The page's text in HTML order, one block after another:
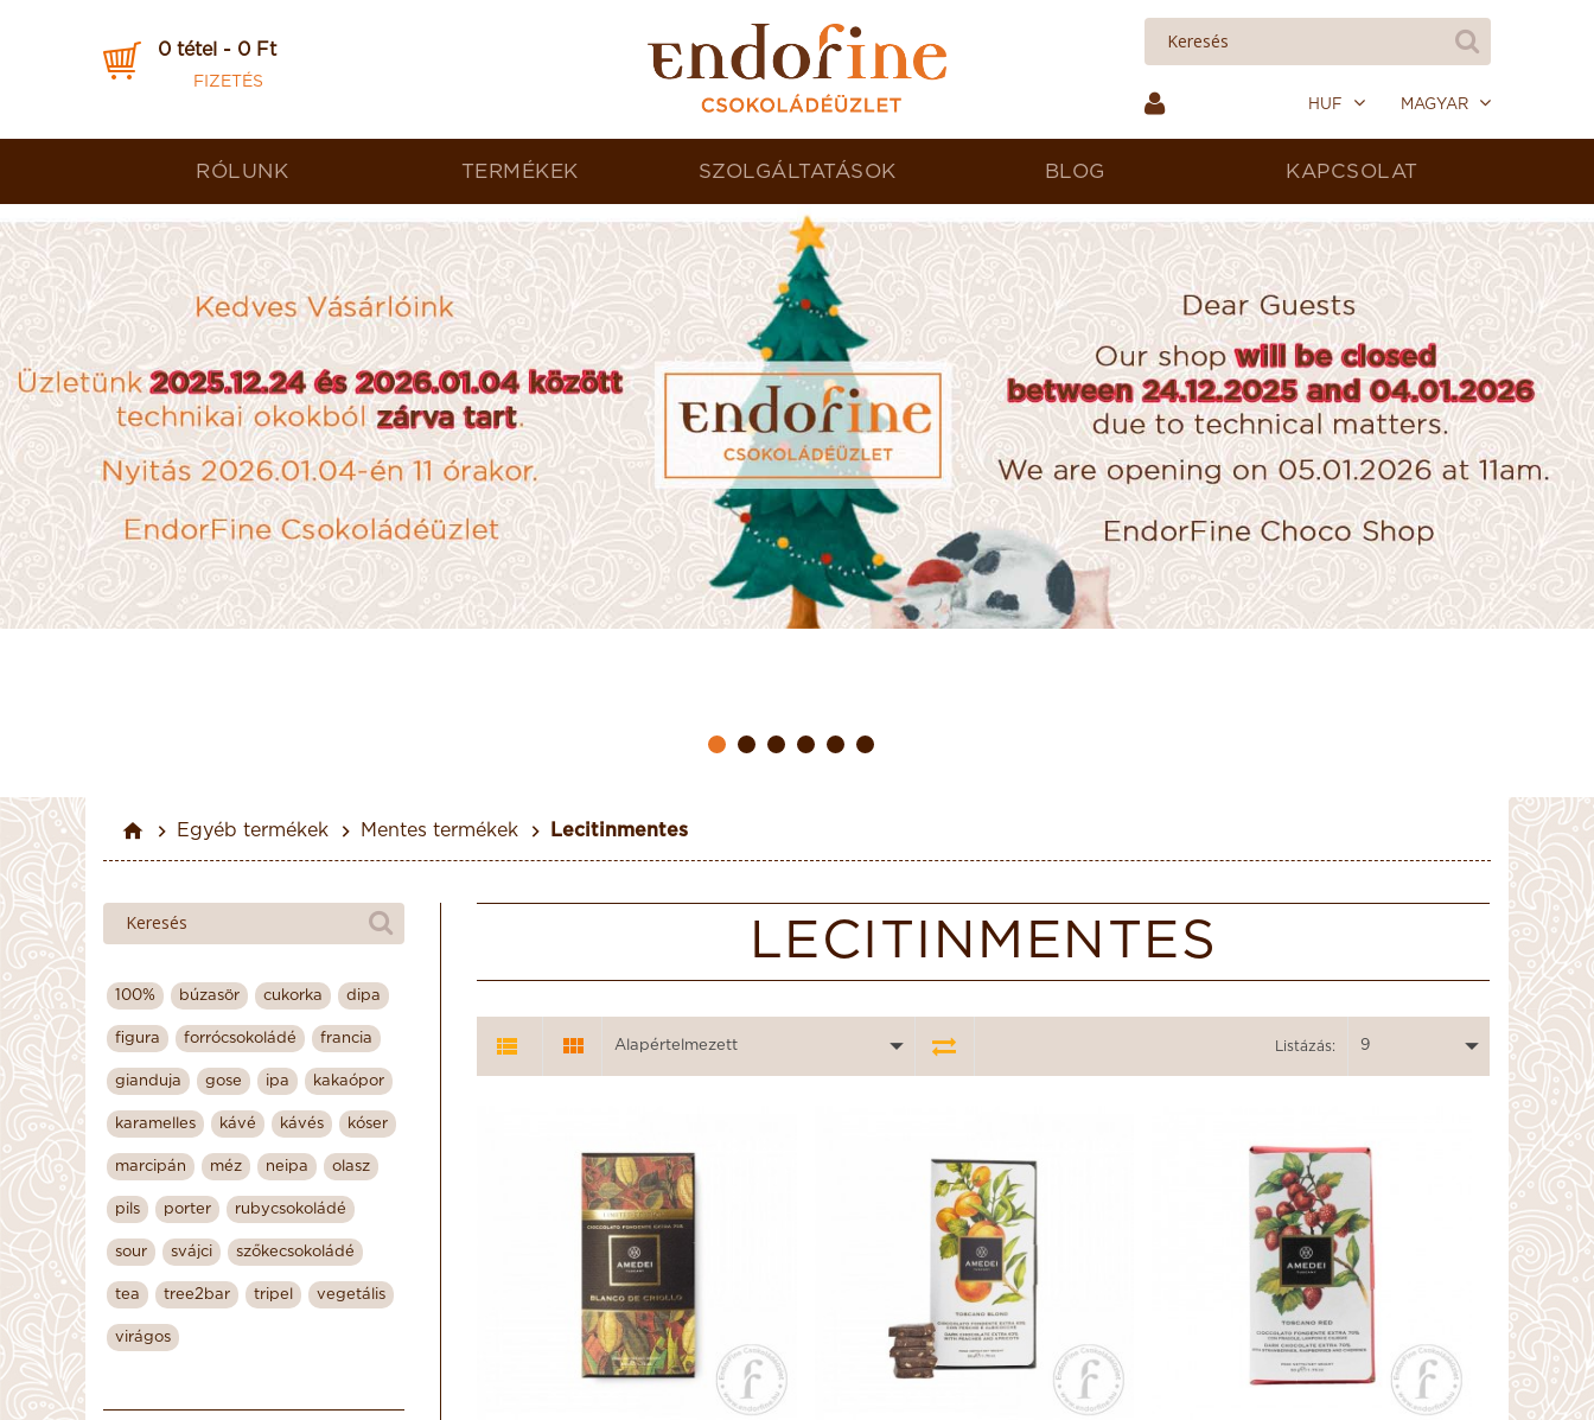
0 tétel - 0 Ft
FIZETÉS
MAGYAR
HUF
RÓLUNK TERMÉKEK SZOLGÁLTATÁSOK BLOG KAPCSOLAT
Egyéb termékek Mentes termékek Lecitinmentes
100% búzasör cukorka dipa
figura forrócsokoládé francia
gianduja gose ipa kakaópor
karamelles kávé kávés kóser
marcipán méz neipa olasz
pils porter rubycsokoládé
sour svájci szőkecsokoládé
tea tree2bar tripel vegetális
virágos
LECITINMENTES
Alapértelmezett Listázás: 9